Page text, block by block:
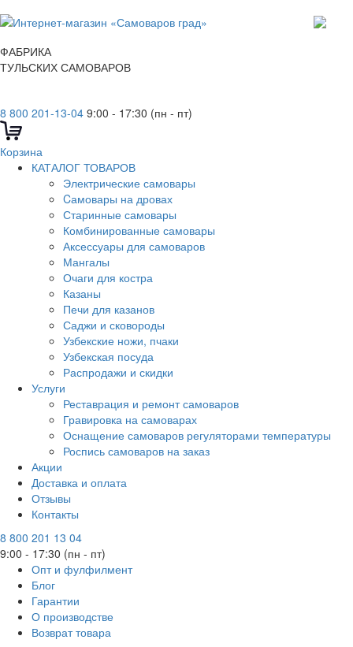
ФАБРИКА
ТУЛЬСКИХ САМОВАРОВ
8 800 201-13-04 9:00 - 17:30 (пн - пт)
Корзина
КАТАЛОГ ТОВАРОВ
Электрические самовары
Cамовары на дровах
Старинные самовары
Комбинированные самовары
Аксессуары для самоваров
Мангалы
Очаги для костра
Казаны
Печи для казанов
Саджи и сковороды
Узбекские ножи, пчаки
Узбекская посуда
Распродажи и скидки
Услуги
Реставрация и ремонт самоваров
Гравировка на самоварах
Оснащение самоваров регуляторами температуры
Роспись самоваров на заказ
Акции
Доставка и оплата
Отзывы
Контакты
8 800 201 13 04
9:00 - 17:30 (пн - пт)
Опт и фулфилмент
Блог
Гарантии
О производстве
Возврат товара